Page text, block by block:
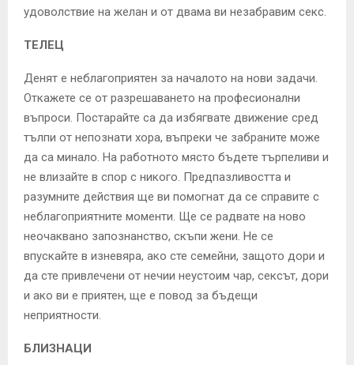
удоволствие на желан и от двама ви незабравим секс.
ТЕЛЕЦ
Денят е неблагоприятен за началото на нови задачи.
Откажете се от разрешаването на професионални
въпроси. Постарайте са да избягвате движение сред
тълпи от непознати хора, въпреки че забраните може
да са минало. На работното място бъдете търпеливи и
не влизайте в спор с никого. Предпазливостта и
разумните действия ще ви помогнат да се справите с
неблагоприятните моменти. Ще се радвате на ново
неочаквано запознанство, скъпи жени. Не се
впускайте в изневяра, ако сте семейни, защото дори и
да сте привлечени от нечии неустоим чар, сексът, дори
и ако ви е приятен, ще е повод за бъдещи
неприятности.
БЛИЗНАЦИ